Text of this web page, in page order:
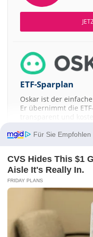
ETF-Sparplan
Oskar ist der
Er übernimmt die
transparent und
Für Sie Empfohlen
CVS Hides This $1
Aisle It's Really In.
FRIDAY PLANS